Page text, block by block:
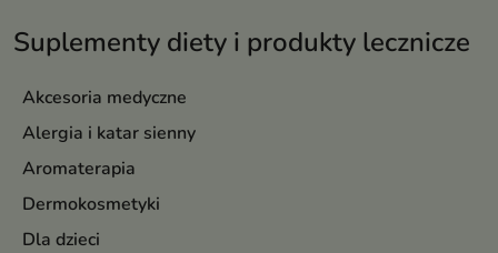
Suplementy diety i produkty lecznicze
Akcesoria medyczne
Alergia i katar sienny
Aromaterapia
Dermokosmetyki
Dla dzieci